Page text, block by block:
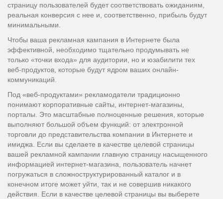
страницу пользователей будет соответствовать ожиданиям,
реальная конверсия с нее и, соответственно, прибыль будут
минимальными.
Чтобы ваша рекламная кампания в Интернете была
эффективной, необходимо тщательно продумывать не
только «точки входа» для аудитории, но и юзабилити тех
веб-продуктов, которые будут ядром ваших онлайн-
коммуникаций.
Под «веб-продуктами» рекламодатели традиционно
понимают корпоративные сайты, интернет-магазины,
порталы. Это масштабные полноценные решения, которые
выполняют большой объем функций: от электронной
торговли до представительства компании в Интернете и
имиджа. Если вы сделаете в качестве целевой страницы
вашей рекламной кампании главную страницу насыщенного
информацией интернет-магазина, пользователь начнет
погружаться в сложноструктурированный каталог и в
конечном итоге может уйти, так и не совершив никакого
действия. Если в качестве целевой страницы вы выберете